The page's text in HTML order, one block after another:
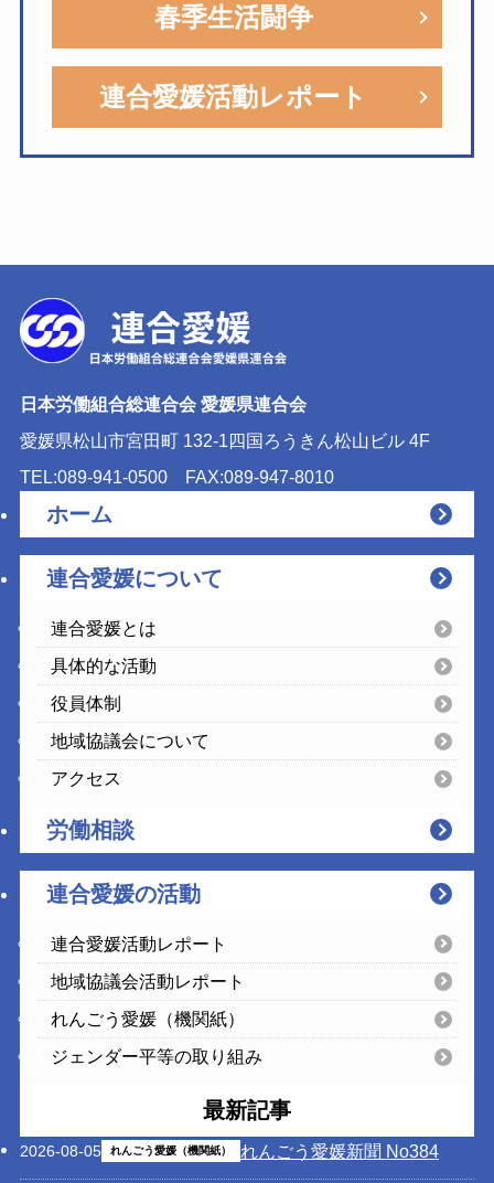
春季生活闘争
連合愛媛活動レポート
日本労働組合総連合会 愛媛県連合会
愛媛県松山市宮田町 132-1四国ろうきん松山ビル 4F
TEL:089-941-0500 FAX:089-947-8010
ホーム
連合愛媛について
連合愛媛とは
具体的な活動
役員体制
地域協議会について
アクセス
労働相談
連合愛媛の活動
連合愛媛活動レポート
地域協議会活動レポート
れんごう愛媛（機関紙）
ジェンダー平等の取り組み
最新記事
2026-08-05 れんごう愛媛（機関紙） れんごう愛媛新聞 No384